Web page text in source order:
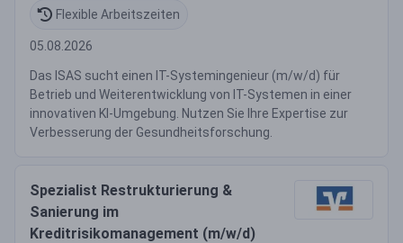
Flexible Arbeitszeiten
05.08.2026
Das ISAS sucht einen IT-Systemingenieur (m/w/d) für
Betrieb und Weiterentwicklung von IT-Systemen in einer
innovativen KI-Umgebung. Nutzen Sie Ihre Expertise zur
Verbesserung der Gesundheitsforschung.
Spezialist Restrukturierung &
Sanierung im
Kreditrisikomanagement (m/w/d)